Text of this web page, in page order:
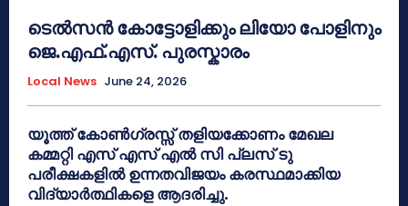
ടെൽസൻ കോട്ടോളിക്കും ലിയോ പോളിനും
ജെ.എഫ്.എസ്. പുരസ്കാരം
Local News June 24, 2026
യൂത്ത് കോൺഗ്രസ്സ് തളിയക്കോണം മേഖല
കമ്മറ്റി എസ് എസ് എൽ സി പ്ലസ് ടു
പരീക്ഷകളിൽ ഉന്നതവിജയം കരസ്ഥമാക്കിയ
വിദ്യാർത്ഥികളെ ആദരിച്ചു.